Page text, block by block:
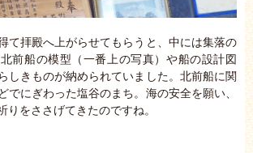
て拝殿へ上がらせてもらうと、中には集落の
前船の模型（一番上の写真）や船の設計図
しきものが納められていました。北前船に関
でにぎわった塩谷のまち。海の安全を願い、
りをささげてきたのですね。